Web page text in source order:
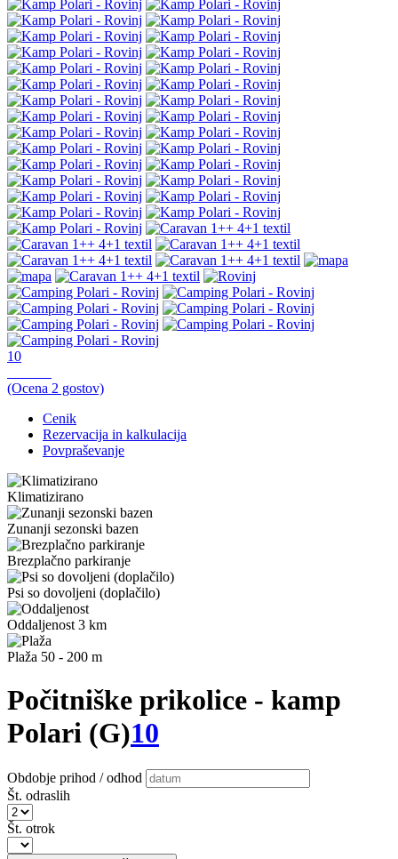
10
(Ocena 2 gostov)
Cenik
Rezervacija in kalkulacija
Povpraševanje
Klimatizirano
Zunanji sezonski bazen
Brezplačno parkiranje
Psi so dovoljeni (doplačilo)
Oddaljenost 3 km
Plaža 50 - 200 m
Počitniške prikolice - kamp
Polari (G)10
Obdobje prihod / odhod
Št. odraslih
Št. otrok